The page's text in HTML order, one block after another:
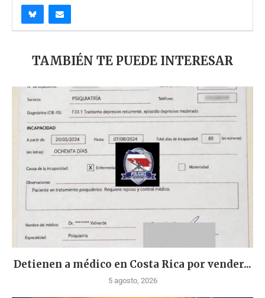
TAMBIÉN TE PUEDE INTERESAR
Detienen a médico en Costa Rica por vender...
5 agosto, 2026